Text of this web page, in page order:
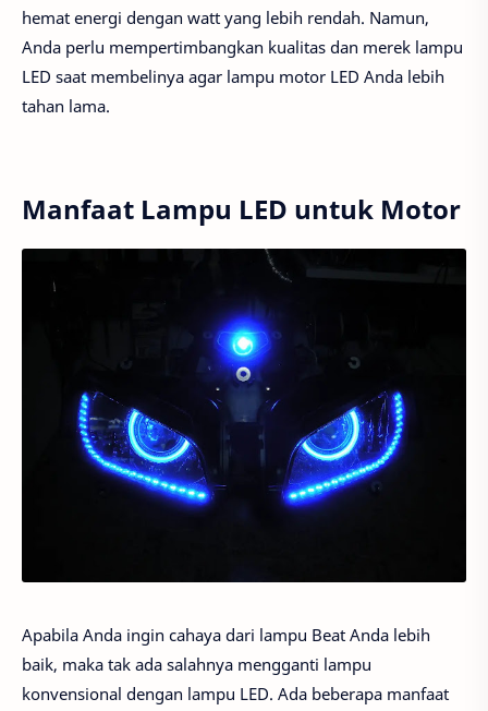
hemat energi dengan watt yang lebih rendah. Namun,
Anda perlu mempertimbangkan kualitas dan merek lampu
LED saat membelinya agar lampu motor LED Anda lebih
tahan lama.
Manfaat Lampu LED untuk Motor
Apabila Anda ingin cahaya dari lampu Beat Anda lebih
baik, maka tak ada salahnya mengganti lampu
konvensional dengan lampu LED. Ada beberapa manfaat